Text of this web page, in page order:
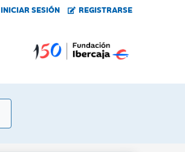
INICIAR SESIÓN REGISTRARSE